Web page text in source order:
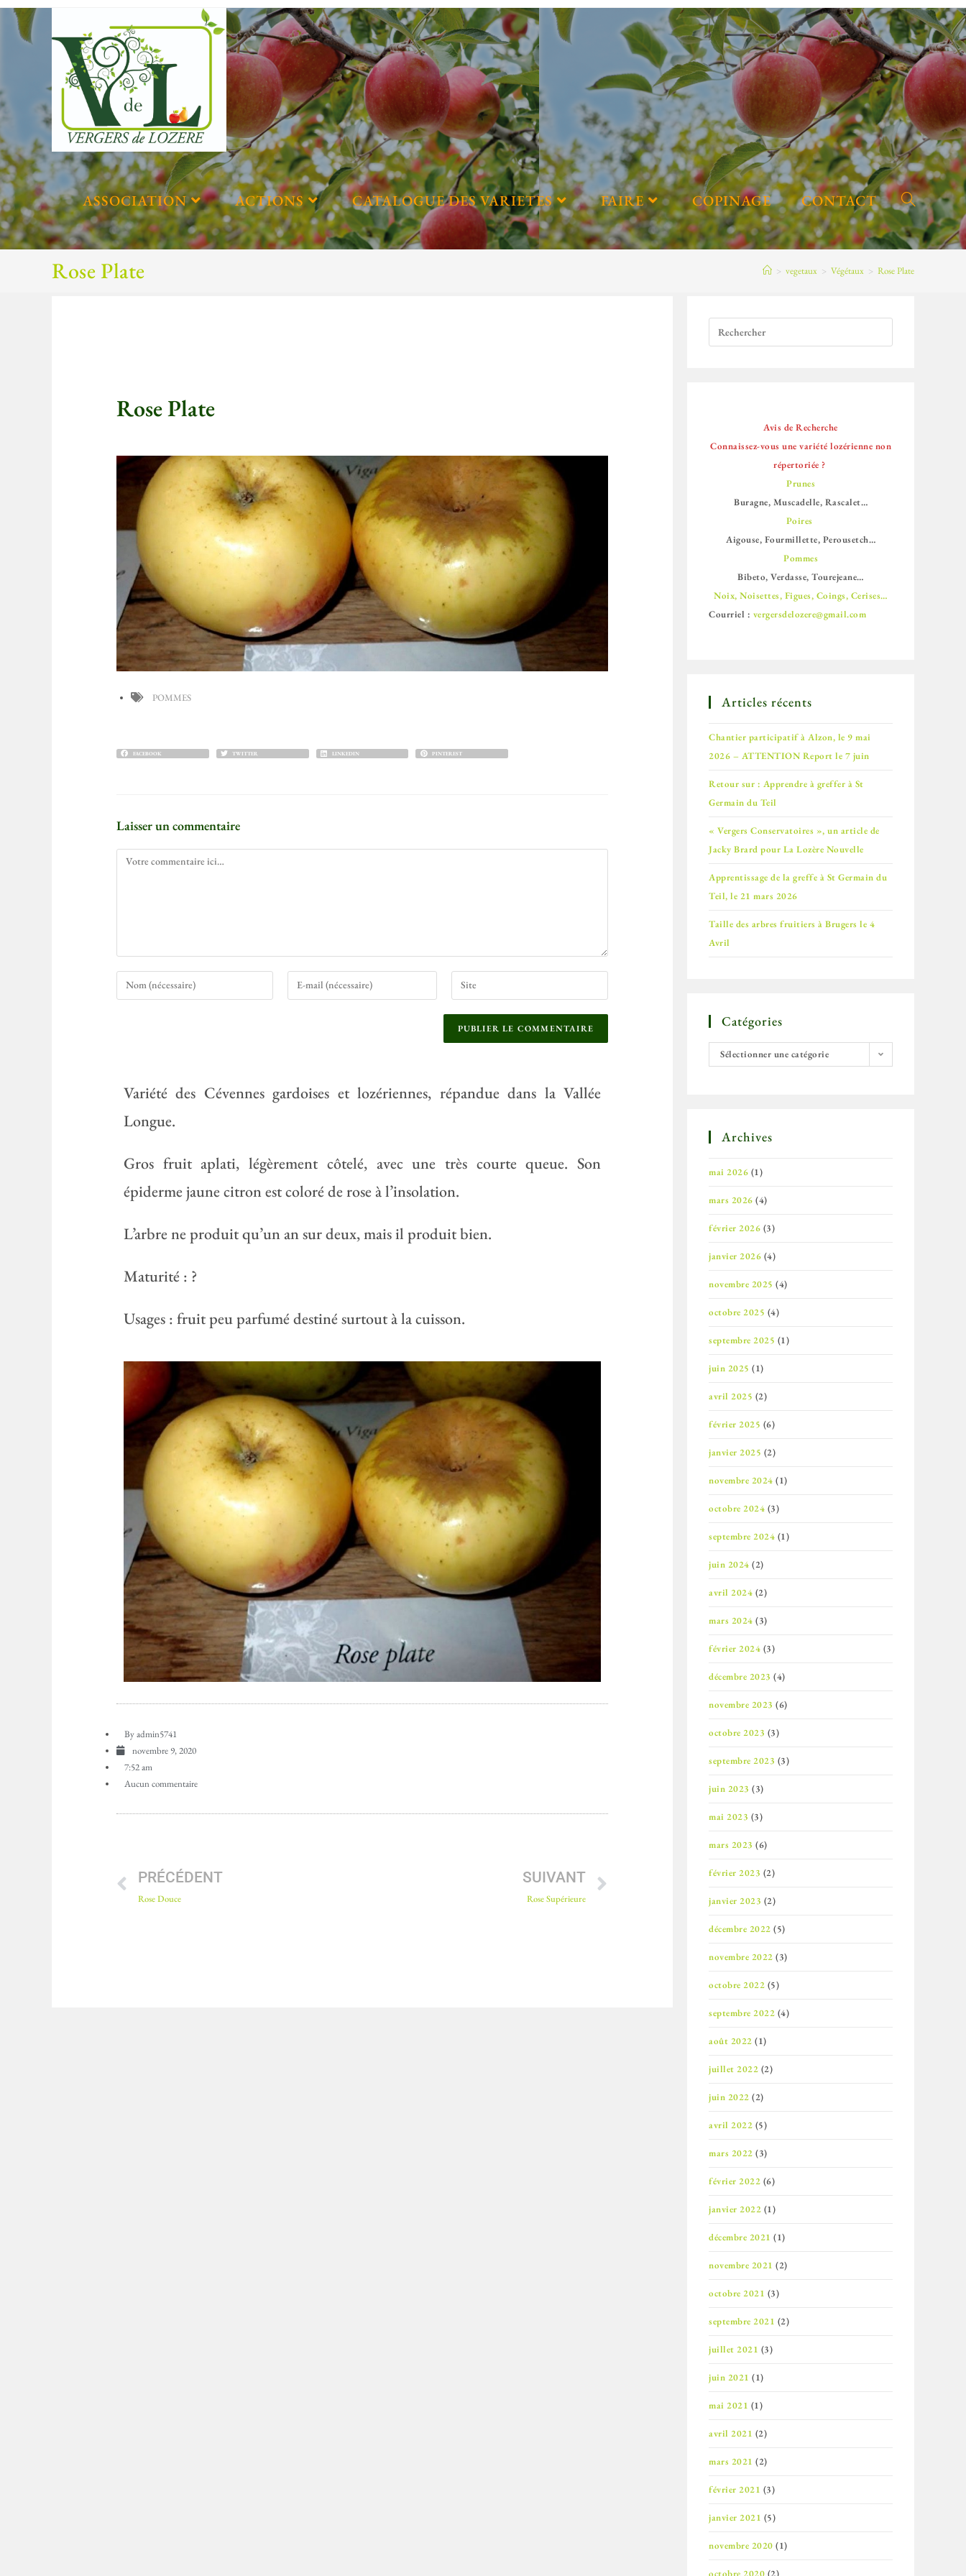
ASSOCIATION ACTIONS CATALOGUE DES VARIETES FAIRE COPINAGE CONTACT
Rose Plate > vegetaux > Végétaux > Rose Plate
Rose Plate
POMMES
FACEBOOK TWITTER LINKEDIN PINTEREST
Laisser un commentaire
Variété des Cévennes gardoises et lozériennes, répandue dans la Vallée
Longue.
Gros fruit aplati, légèrement côtelé, avec une très courte queue. Son
épiderme jaune citron est coloré de rose à l’insolation.
L’arbre ne produit qu’un an sur deux, mais il produit bien.
Maturité : ?
Usages : fruit peu parfumé destiné surtout à la cuisson.
Byadmin5741
novembre 9, 2020
7:52 am
Aucun commentaire
PRÉCÉDENT
Rose Douce
SUIVANT
Rose Supérieure
Avis de Recherche
Connaissez-vous une variété lozérienne non
répertoriée ?
Prunes
Buragne, Muscadelle, Rascalet…
Poires
Aigouse, Fourmillette, Perousetch…
Pommes
Bibeto, Verdasse, Tourejeane…
Noix, Noisettes, Figues, Coings, Cerises…
Courriel : vergersdelozere@gmail.com
Articles récents
Chantier participatif à Alzon, le 9 mai
2026 – ATTENTION Report le 7 juin
Retour sur : Apprendre à greffer à St
Germain du Teil
« Vergers Conservatoires », un article de
Jacky Brard pour La Lozère Nouvelle
Apprentissage de la greffe à St Germain du
Teil, le 21 mars 2026
Taille des arbres fruitiers à Brugers le 4
Avril
Catégories
Sélectionner une catégorie
Archives
mai 2026 (1)
mars 2026 (4)
février 2026 (3)
janvier 2026 (4)
novembre 2025 (4)
octobre 2025 (4)
septembre 2025 (1)
juin 2025 (1)
avril 2025 (2)
février 2025 (6)
janvier 2025 (2)
novembre 2024 (1)
octobre 2024 (3)
septembre 2024 (1)
juin 2024 (2)
avril 2024 (2)
mars 2024 (3)
février 2024 (3)
décembre 2023 (4)
novembre 2023 (6)
octobre 2023 (3)
septembre 2023 (3)
juin 2023 (3)
mai 2023 (3)
mars 2023 (6)
février 2023 (2)
janvier 2023 (2)
décembre 2022 (5)
novembre 2022 (3)
octobre 2022 (5)
septembre 2022 (4)
août 2022 (1)
juillet 2022 (2)
juin 2022 (2)
avril 2022 (5)
mars 2022 (3)
février 2022 (6)
janvier 2022 (1)
décembre 2021 (1)
novembre 2021 (2)
octobre 2021 (3)
septembre 2021 (2)
juillet 2021 (3)
juin 2021 (1)
mai 2021 (1)
avril 2021 (2)
mars 2021 (2)
février 2021 (3)
janvier 2021 (5)
novembre 2020 (1)
octobre 2020 (2)